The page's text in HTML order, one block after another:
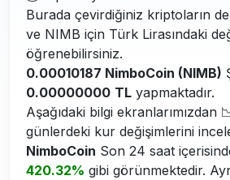
Burada çevirdiğiniz kriptoların
ve NIMB için Türk Lirasındaki
öğrenebilirsiniz.
0.00010187 NimboCoin (NIMB)
0.00000000 TL yapmaktadır.
Aşağıdaki bilgi ekranlarımızdan
günlerdeki kur değişimlerini
NimboCoin Son 24 saat
420.32% gibi görünmektedir.